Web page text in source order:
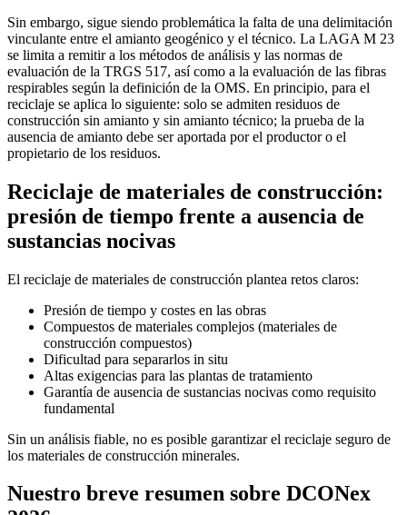
Sin embargo, sigue siendo problemática la falta de una delimitación
vinculante entre el amianto geogénico y el técnico. La LAGA M 23
se limita a remitir a los métodos de análisis y las normas de
evaluación de la TRGS 517, así como a la evaluación de las fibras
respirables según la definición de la OMS. En principio, para el
reciclaje se aplica lo siguiente: solo se admiten residuos de
construcción sin amianto y sin amianto técnico; la prueba de la
ausencia de amianto debe ser aportada por el productor o el
propietario de los residuos.
Reciclaje de materiales de construcción:
presión de tiempo frente a ausencia de
sustancias nocivas
El reciclaje de materiales de construcción plantea retos claros:
Presión de tiempo y costes en las obras
Compuestos de materiales complejos (materiales de
construcción compuestos)
Dificultad para separarlos in situ
Altas exigencias para las plantas de tratamiento
Garantía de ausencia de sustancias nocivas como requisito
fundamental
Sin un análisis fiable, no es posible garantizar el reciclaje seguro de
los materiales de construcción minerales.
Nuestro breve resumen sobre DCONex